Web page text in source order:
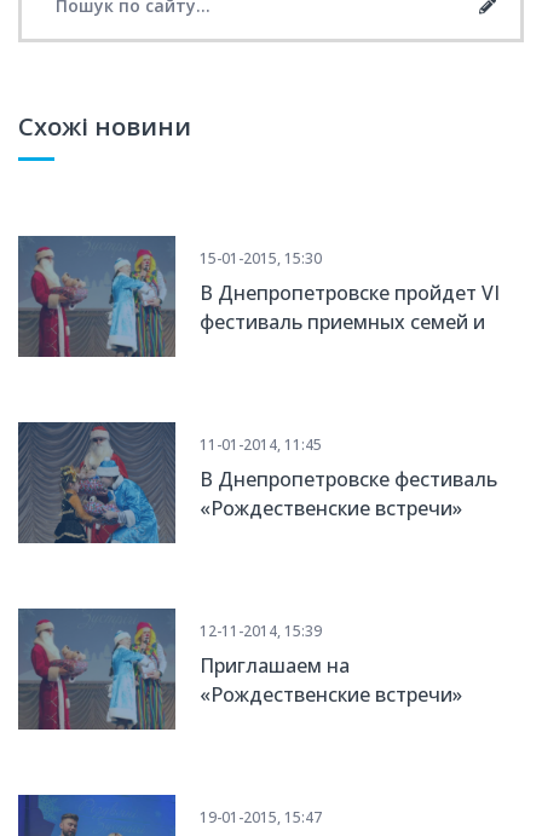
Схожі новини
15-01-2015, 15:30
В Днепропетровске пройдет VI
фестиваль приемных семей и
11-01-2014, 11:45
В Днепропетровске фестиваль
«Рождественские встречи»
12-11-2014, 15:39
Приглашаем на
«Рождественские встречи»
19-01-2015, 15:47